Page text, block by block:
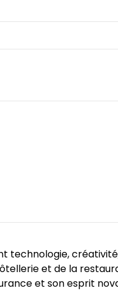
technologie,
et de la
et son esprit